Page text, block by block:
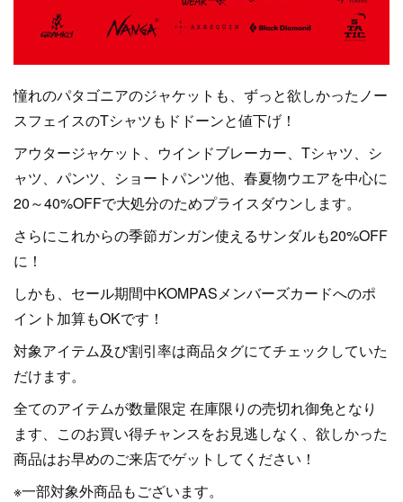
憧れのパタゴニアのジャケットも、ずっと欲しかったノー
スフェイスのTシャツもドドーンと値下げ！
アウタージャケット、ウインドブレーカー、Tシャツ、シ
ャツ、パンツ、ショートパンツ他、春夏物ウエアを中心に
20～40%OFFで大処分のためプライスダウンします。
さらにこれからの季節ガンガン使えるサンダルも20%OFF
に！
しかも、セール期間中KOMPASメンバーズカードへのポ
イント加算もOKです！
対象アイテム及び割引率は商品タグにてチェックしていた
だけます。
全てのアイテムが数量限定 在庫限りの売切れ御免となり
ます、このお買い得チャンスをお見逃しなく、欲しかった
商品はお早めのご来店でゲットしてください！
※一部対象外商品もございます。